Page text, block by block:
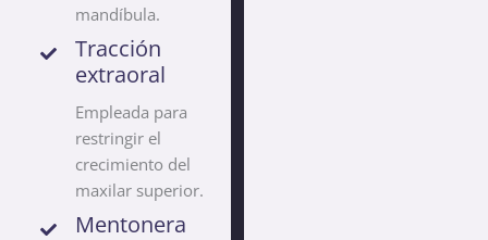
mandíbula.
Tracción
extraoral
Empleada para
restringir el
crecimiento del
maxilar superior.
Mentonera